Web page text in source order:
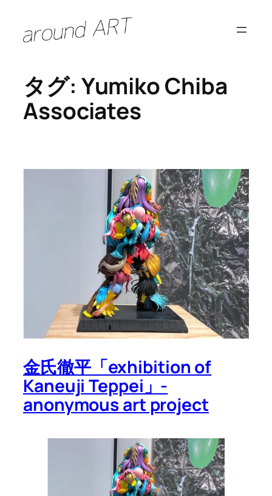
タグ: Yumiko Chiba
Associates
金氏徹平「exhibition of
Kaneuji Teppei」-
anonymous art project